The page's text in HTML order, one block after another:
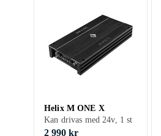
Helix M ONE X
Kan drivas med 24v, 1 st
2 990 kr